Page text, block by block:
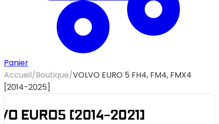
Panier
Accueil/Boutique/VOLVO EURO 5 FH4, FM4, FMX4
[2014-2025]